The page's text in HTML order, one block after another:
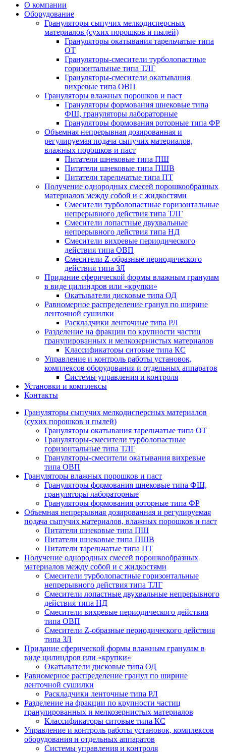
О компании
Оборудование
Грануляторы сыпучих мелкодисперсных
материалов (сухих порошков и пылей)
Грануляторы окатывания тарельчатые типа
ОТ
Грануляторы-смесители турболопастные
горизонтальные типа ТЛГ
Грануляторы-смесители окатывания
вихревые типа ОВП
Грануляторы влажных порошков и паст
Грануляторы формования шнековые типа
ФШ, грануляторы лабораторные
Грануляторы формования роторные типа ФР
Объемная непрерывная дозированная и
регулируемая подача сыпучих материалов,
влажных порошков и паст
Питатели шнековые типа ПШ
Питатели шнековые типа ПШВ
Питатели тарельчатые типа ПТ
Получение однородных смесей порошкообразных
материалов между собой и с жидкостями
Смесители турболопастные горизонтальные
непрерывного действия типа ТЛГ
Смесители лопастные двухвальные
непрерывного действия типа НД
Смесители вихревые периодического
действия типа ОВП
Смесители Z-образные периодического
действия типа ЗЛ
Придание сферической формы влажным гранулам
в виде цилиндров или «крупки»
Окатыватели дисковые типа ОД
Равномерное распределение гранул по ширине
ленточной сушилки
Раскладчики ленточные типа РЛ
Разделение на фракции по крупности частиц
гранулированных и мелкозернистых материалов
Классификаторы ситовые типа КС
Управление и контроль работы установок,
комплексов оборудования и отдельных аппаратов
Системы управления и контроля
Установки и комплексы
Контакты
Грануляторы сыпучих мелкодисперсных материалов
(сухих порошков и пылей)
Грануляторы окатывания тарельчатые типа ОТ
Грануляторы-смесители турболопастные
горизонтальные типа ТЛГ
Грануляторы-смесители окатывания вихревые
типа ОВП
Грануляторы влажных порошков и паст
Грануляторы формования шнековые типа ФШ,
грануляторы лабораторные
Грануляторы формования роторные типа ФР
Объемная непрерывная дозированная и регулируемая
подача сыпучих материалов, влажных порошков и паст
Питатели шнековые типа ПШ
Питатели шнековые типа ПШВ
Питатели тарельчатые типа ПТ
Получение однородных смесей порошкообразных
материалов между собой и с жидкостями
Смесители турболопастные горизонтальные
непрерывного действия типа ТЛГ
Смесители лопастные двухвальные непрерывного
действия типа НД
Смесители вихревые периодического действия
типа ОВП
Смесители Z-образные периодического действия
типа ЗЛ
Придание сферической формы влажным гранулам в
виде цилиндров или «крупки»
Окатыватели дисковые типа ОД
Равномерное распределение гранул по ширине
ленточной сушилки
Раскладчики ленточные типа РЛ
Разделение на фракции по крупности частиц
гранулированных и мелкозернистых материалов
Классификаторы ситовые типа КС
Управление и контроль работы установок, комплексов
оборудования и отдельных аппаратов
Системы управления и контроля